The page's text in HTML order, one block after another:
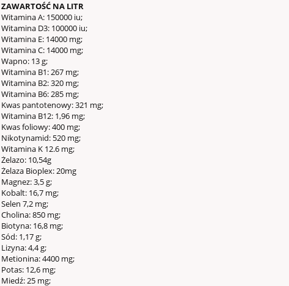
CHAPSY WELUROWE - K
niewymiarowe (obw.38, wys.47)
99,00 zł
Cena regularna:
do koszyka
ZAWARTOŚĆ NA LITR
Witamina A: 150000 iu;
Witamina D3: 100000 iu;
Witamina E: 14000 mg;
Witamina C: 14000 mg;
Wapno: 13 g;
Witamina B1: 267 mg;
Witamina B2: 320 mg;
Witamina B6: 285 mg;
Kwas pantotenowy:321 mg;
Witamina B12: 1,96 mg;
Kwas foliowy:400 mg;
Nikotynamid: 520 mg;
Witamina K 12.6 mg;
Żelazo: 10,54g
Żelaza Bioplex: 20mg
Magnez: 3,5 g;
Kobalt: 16,7 mg;
Selen 7,2 mg;
Cholina: 850 mg;
Biotyna: 16,8 mg;
Sód: 1,17 g;
Lizyna: 4,4 g;
Metionina: 4400 mg;
Potas: 12,6 mg;
Miedź: 25 mg;